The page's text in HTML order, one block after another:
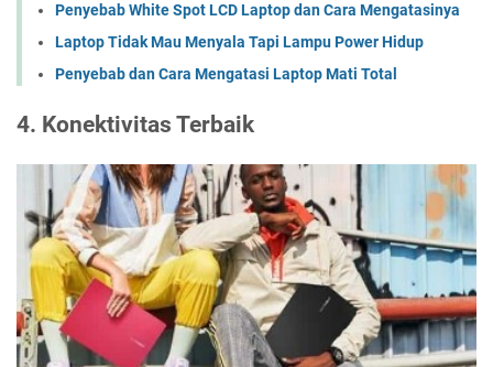
Penyebab White Spot LCD Laptop dan Cara Mengatasinya
Laptop Tidak Mau Menyala Tapi Lampu Power Hidup
Penyebab dan Cara Mengatasi Laptop Mati Total
4. Konektivitas Terbaik